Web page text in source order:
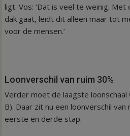
ligt. Vos: ‘Dat is veel te weinig.
dak gaat, leidt dit alleen maar tot
voor de mensen.’
Loonverschil van ruim 30%
Verder moet de laagste
B). Daar zit nu een loonverschil
eerste en derde stap.